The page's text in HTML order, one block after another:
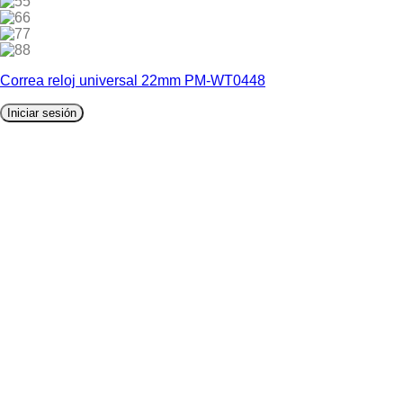
6
7
8
Correa reloj universal 22mm PM-WT0448
Iniciar sesión